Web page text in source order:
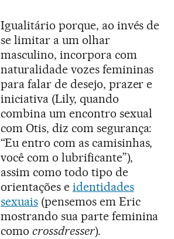
Igualitário porque, ao invés de
se limitar a um olhar
masculino, incorpora com
naturalidade vozes femininas
para falar de desejo, prazer e
iniciativa (Lily, quando
combina um encontro sexual
com Otis, diz com segurança:
“Eu entro com as camisinhas,
você com o lubrificante”),
assim como todo tipo de
orientações e identidades
sexuais(pensemos em Eric
mostrando sua parte feminina
como crossdresser).